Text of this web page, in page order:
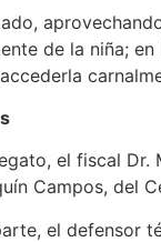
de la niña;
el fiscal
Campos, del
el defensor